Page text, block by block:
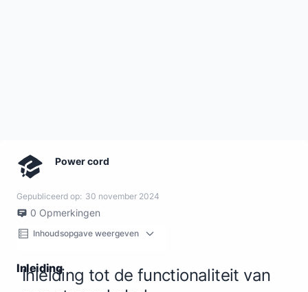
Power cord
Gepubliceerd op: 30 november 2024
0 Opmerkingen
Inhoudsopgave weergeven
Inleiding
Inleiding tot de functionaliteit van